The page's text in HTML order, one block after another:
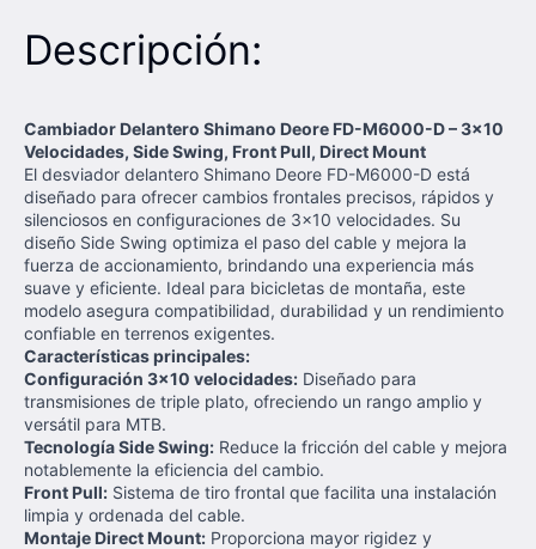
Descripción:
Cambiador Delantero Shimano Deore FD-M6000-D – 3x10
Velocidades, Side Swing, Front Pull, Direct Mount
El desviador delantero Shimano Deore FD-M6000-D está
diseñado para ofrecer cambios frontales precisos, rápidos y
silenciosos en configuraciones de 3x10 velocidades. Su
diseño Side Swing optimiza el paso del cable y mejora la
fuerza de accionamiento, brindando una experiencia más
suave y eficiente. Ideal para bicicletas de montaña, este
modelo asegura compatibilidad, durabilidad y un rendimiento
confiable en terrenos exigentes.
Características principales:
Configuración 3x10 velocidades: Diseñado para
transmisiones de triple plato, ofreciendo un rango amplio y
versátil para MTB.
Tecnología Side Swing: Reduce la fricción del cable y mejora
notablemente la eficiencia del cambio.
Front Pull: Sistema de tiro frontal que facilita una instalación
limpia y ordenada del cable.
Montaje Direct Mount: Proporciona mayor rigidez y